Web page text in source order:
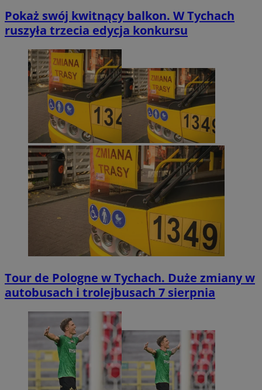
Pokaż swój kwitnący balkon. W Tychach
ruszyła trzecia edycja konkursu
Tour de Pologne w Tychach. Duże zmiany w
autobusach i trolejbusach 7 sierpnia